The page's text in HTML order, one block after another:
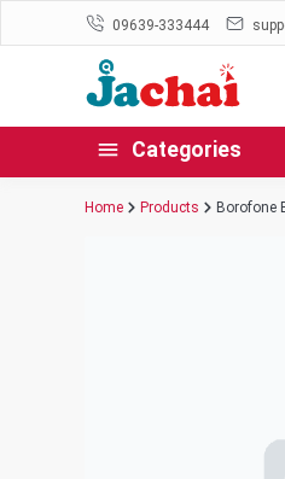
09639-333444
Categories
Home Products Borofone